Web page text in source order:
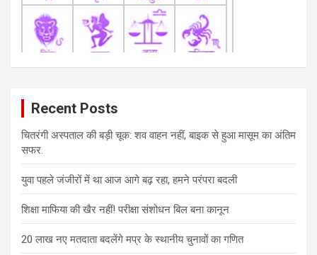
Recent Posts
चितरंगी अस्पताल की बड़ी चूक: शव वाहन नहीं, बाइक से हुआ मासूम का अंतिम
सफर.
युवा पहले जंजीरों में था आज आगे बढ़ रहा, हमने परंपरा बदली
शिक्षा माफिया की खैर नहीं! परीक्षा संशोधन बिल बना कानून
20 लाख नए मतदाता बदलेंगे मप्र के स्थानीय चुनावों का गणित